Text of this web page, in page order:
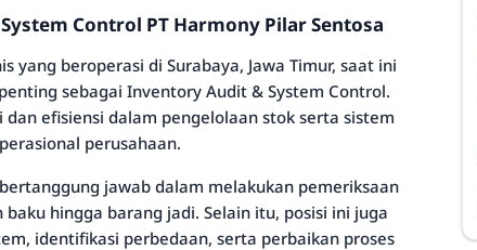
Control PT Harmony Pilar Sentosa
yang beroperasi di Surabaya, Jawa Timur, saat ini
sebagai Inventory Audit & System Control.
efisiensi dalam pengelolaan stok serta sistem
perusahaan.
jawab dalam melakukan pemeriksaan
hingga barang jadi. Selain itu, posisi ini juga
identifikasi perbedaan, serta perbaikan proses